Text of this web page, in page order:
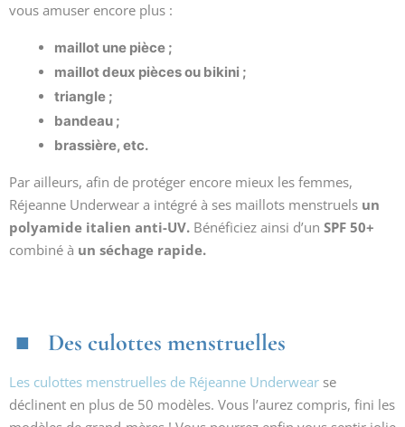
vous amuser encore plus :
maillot une pièce ;
maillot deux pièces ou bikini ;
triangle ;
bandeau ;
brassière, etc.
Par ailleurs, afin de protéger encore mieux les femmes,
Réjeanne Underwear a intégré à ses maillots menstruels un
polyamide italien anti-UV. Bénéficiez ainsi d’un SPF 50+
combiné à un séchage rapide.
Des culottes menstruelles
Les culottes menstruelles de Réjeanne Underwear se
déclinent en plus de 50 modèles. Vous l’aurez compris, fini les